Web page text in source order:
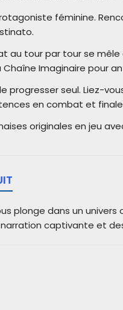
féminine.
au tour par tour se
Imaginaire pour
progresser seul. Liez-
en combat et
originales en jeu
plonge dans un
captivante et